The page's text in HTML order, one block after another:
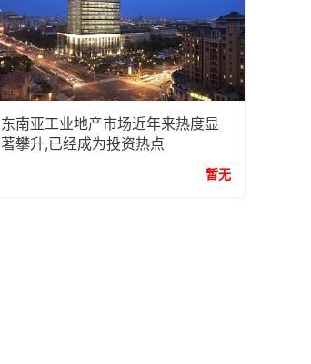
东南亚工业地产市场近年来热度显
著攀升,已经成为投资热点
暂无